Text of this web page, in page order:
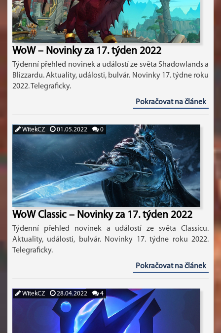
WoW – Novinky za 17. týden 2022
Týdenní přehled novinek a událostí ze světa Shadowlands a
Blizzardu. Aktuality, události, bulvár. Novinky 17. týdne roku
2022. Telegraficky.
Pokračovat na článek
WitekCZ 01.05.2022 0
WoW Classic – Novinky za 17. týden 2022
Týdenní přehled novinek a událostí ze světa Classicu.
Aktuality, události, bulvár. Novinky 17. týdne roku 2022.
Telegraficky.
Pokračovat na článek
WitekCZ 28.04.2022 4